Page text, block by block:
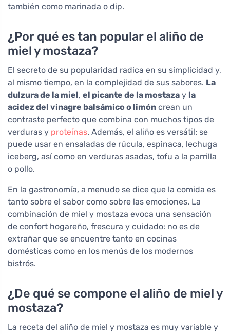
también como marinada o dip.
¿Por qué es tan popular el aliño de
miel y mostaza?
El secreto de su popularidad radica en su simplicidad y,
al mismo tiempo, en la complejidad de sus sabores. La
dulzura de la miel, el picante de la mostaza y la
acidez del vinagre balsámico o limón crean un
contraste perfecto que combina con muchos tipos de
verduras y proteínas. Además, el aliño es versátil: se
puede usar en ensaladas de rúcula, espinaca, lechuga
iceberg, así como en verduras asadas, tofu a la parrilla
o pollo.
En la gastronomía, a menudo se dice que la comida es
tanto sobre el sabor como sobre las emociones. La
combinación de miel y mostaza evoca una sensación
de confort hogareño, frescura y cuidado: no es de
extrañar que se encuentre tanto en cocinas
domésticas como en los menús de los modernos
bistrós.
¿De qué se compone el aliño de miel y
mostaza?
La receta del aliño de miel y mostaza es muy variable y